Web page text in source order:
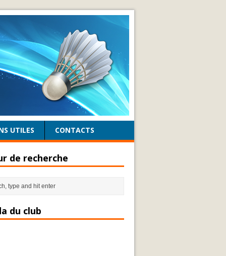
UTILES CONTACTS
de recherche
du club